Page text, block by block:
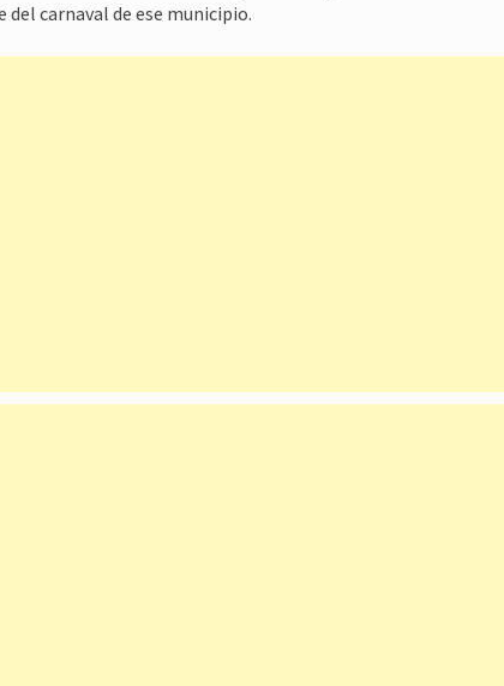
carnaval de ese municipio.